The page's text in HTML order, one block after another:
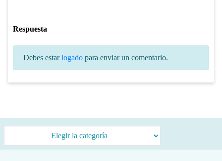
Respuesta
Debes estarlogadopara enviar un comentario.